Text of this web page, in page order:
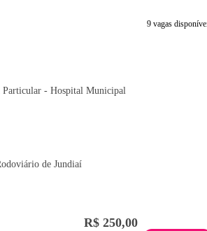
9 vagas
Particular - Hospital Municipal
de Jundiaí
R$ 250,00